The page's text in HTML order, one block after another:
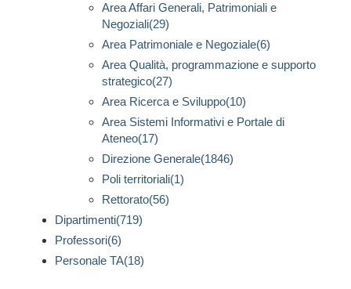
Area Affari Generali, Patrimoniali e
Negoziali(29)
Area Patrimoniale e Negoziale(6)
Area Qualità, programmazione e supporto
strategico(27)
Area Ricerca e Sviluppo(10)
Area Sistemi Informativi e Portale di
Ateneo(17)
Direzione Generale(1846)
Poli territoriali(1)
Rettorato(56)
Dipartimenti(719)
Professori(6)
Personale TA(18)